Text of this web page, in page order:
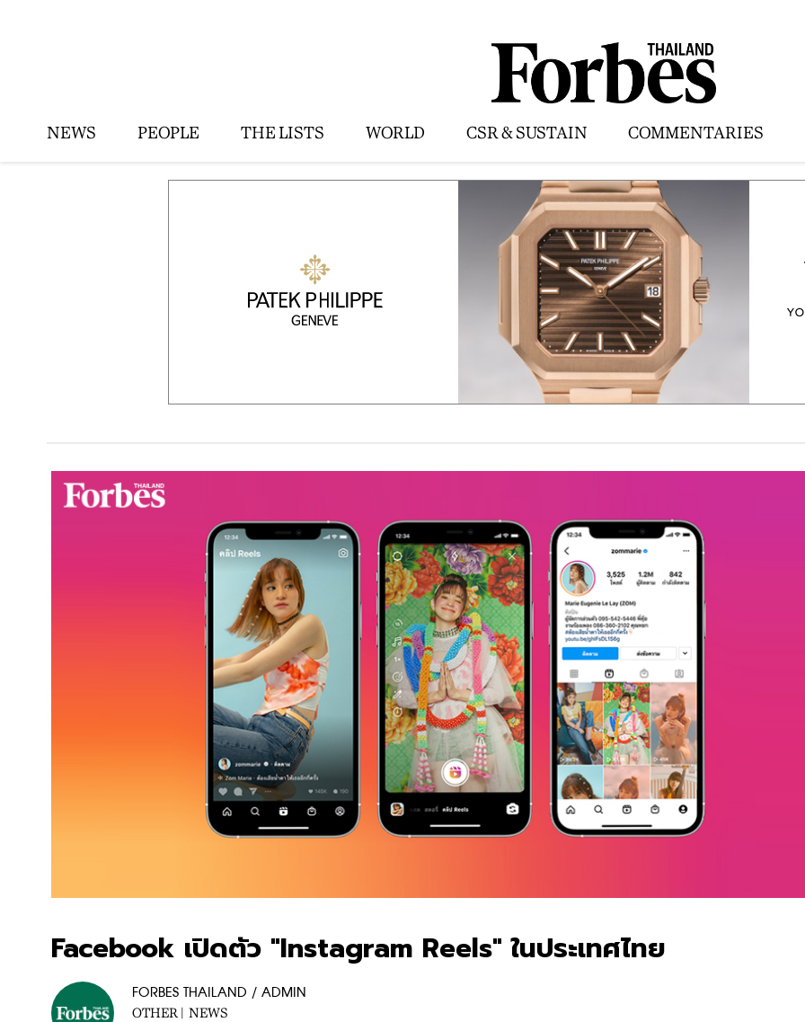
NEWS PEOPLE THE LISTS WORLD CSR & SUSTAIN COMMENTARIES
Facebook เปิดตัว "Instagram Reels" ในประเทศไทย
FORBES THAILAND / ADMIN
OTHER | NEWS